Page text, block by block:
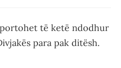
të ketë ndodhur
para pak ditësh.